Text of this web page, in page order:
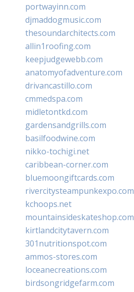
portwayinn.com
djmaddogmusic.com
thesoundarchitects.com
allin1roofing.com
keepjudgewebb.com
anatomyofadventure.com
drivancastillo.com
cmmedspa.com
midletontkd.com
gardensandgrills.com
basilfoodwine.com
nikko-tochigi.net
caribbean-corner.com
bluemoongiftcards.com
rivercitysteampunkexpo.com
kchoops.net
mountainsideskateshop.com
kirtlandcitytavern.com
301nutritionspot.com
ammos-stores.com
loceanecreations.com
birdsongridgefarm.com